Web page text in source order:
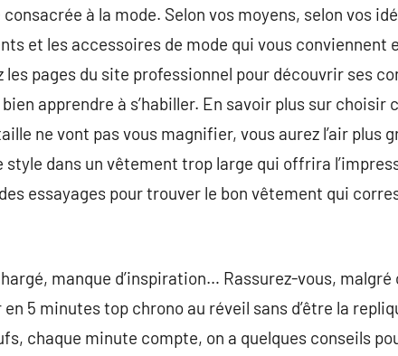
à la mode. Selon vos moyens, selon vos
et les accessoires de mode qui vous conviennent
pages du site professionnel pour découvrir ses
apprendre à s’habiller. En savoir plus sur choisir
ne vont pas vous magnifier, vous aurez l’air plus
style dans un vêtement trop large qui offrira
essayages pour trouver le bon vêtement qui
manque d’inspiration… Rassurez-vous,
en 5 minutes top chrono au réveil sans d’être la
chaque minute compte, on a quelques conseils